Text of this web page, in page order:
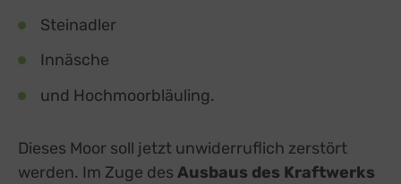
Steinadler
Innäsche
und Hochmoorbläuling.
Dieses Moor soll jetzt unwiderruflich zerstört
werden. Im Zuge des Ausbaus des Kraftwerks